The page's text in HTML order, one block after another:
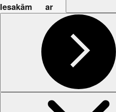
Iesakām ar